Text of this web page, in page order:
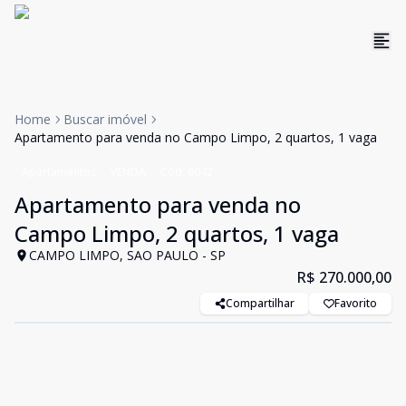
Home
Buscar imóvel
Apartamento para venda no Campo Limpo, 2 quartos, 1 vaga
Apartamento para venda no
Campo Limpo, 2 quartos, 1 vaga
CAMPO LIMPO, SAO PAULO - SP
R$ 270.000,00
Compartilhar Favorito